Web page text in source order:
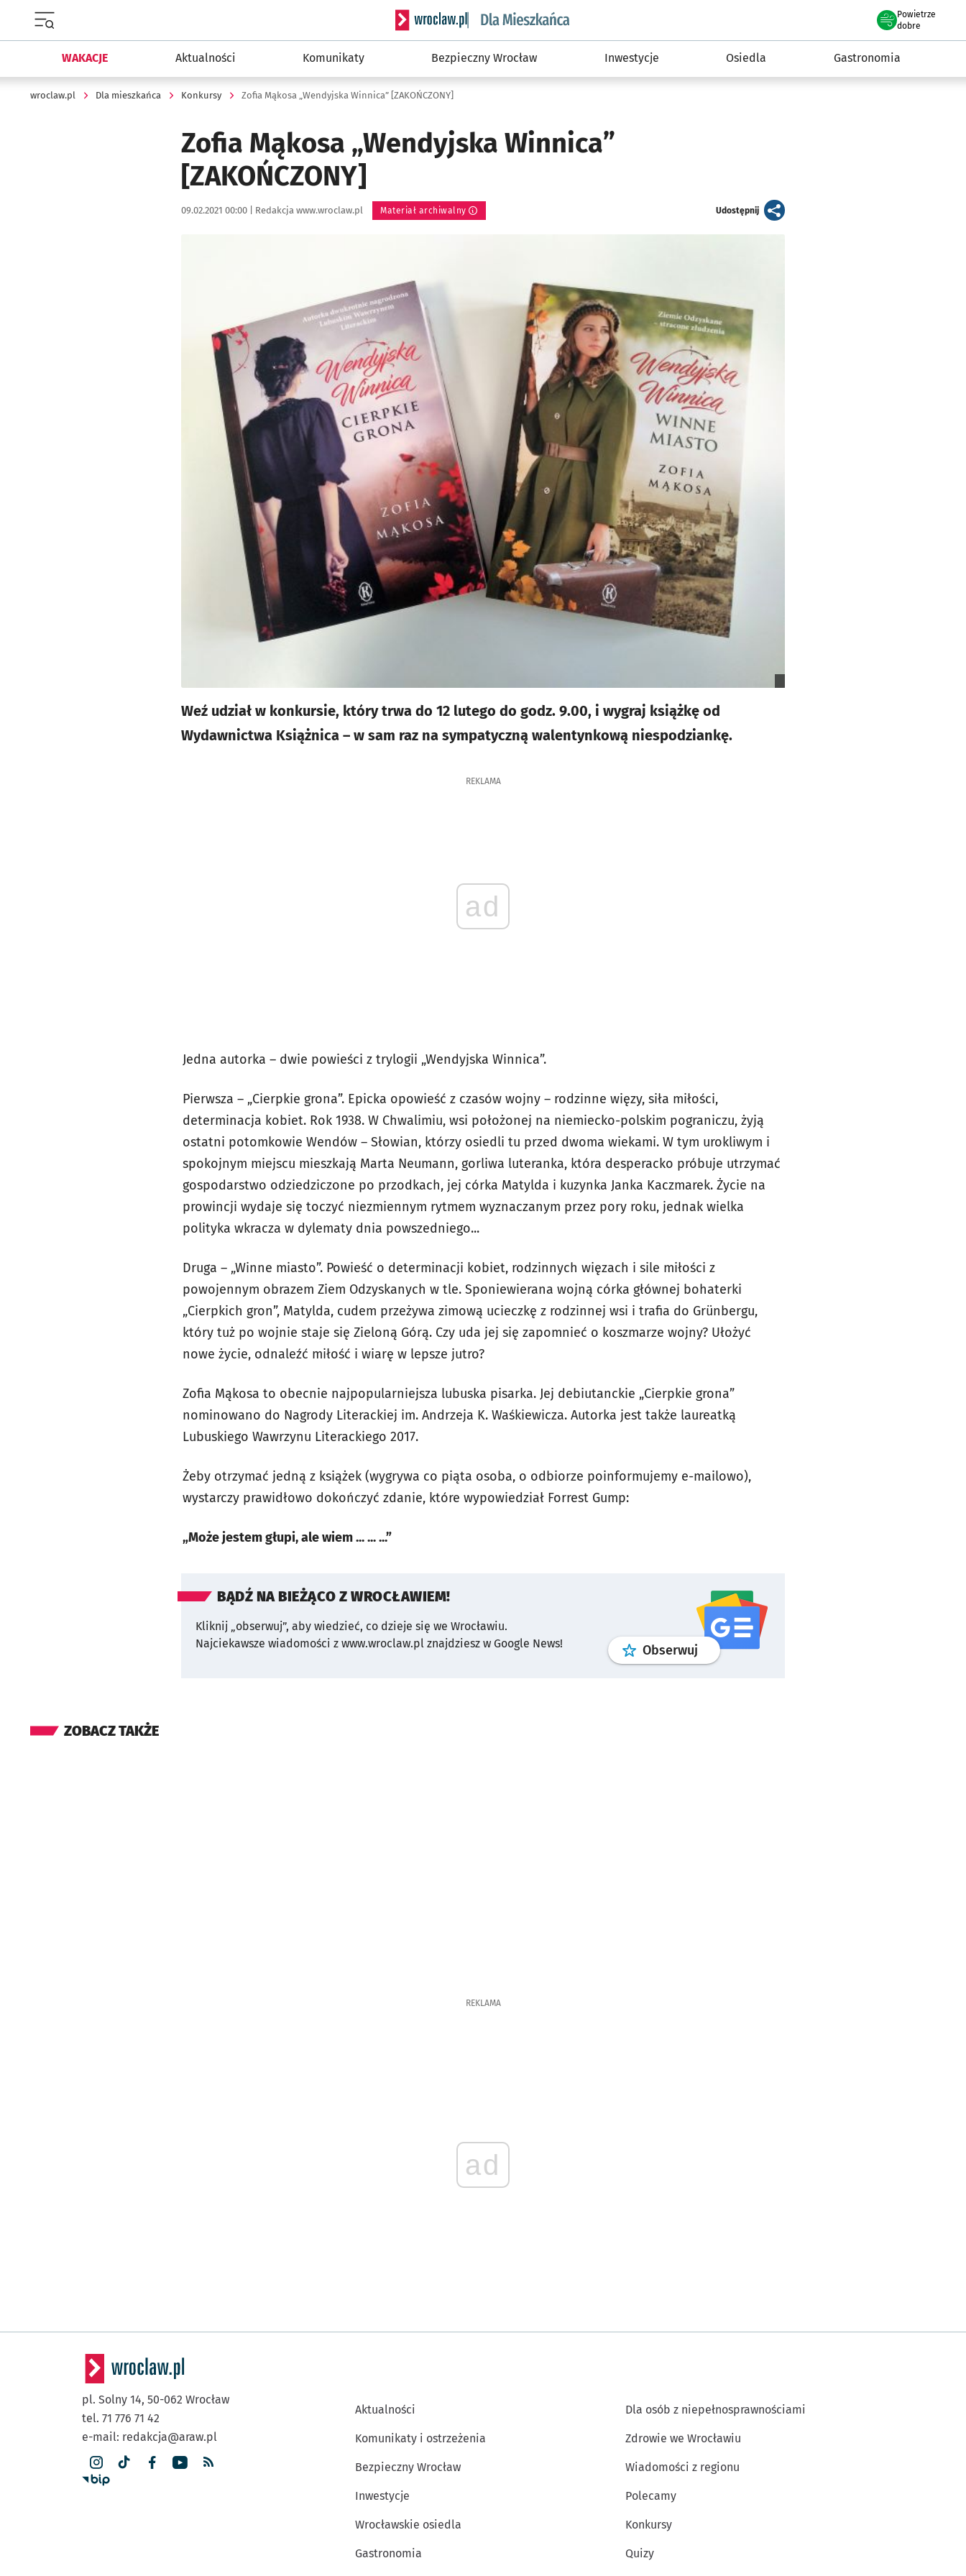
Serwis informacyjny wroclaw.pl podserwis: Dla mieszkańca
Powietrze
we Wrocławiu
dobre
WAKACJE Aktualności Komunikaty Bezpieczny Wrocław Inwestycje Osiedla Gastronomia
wroclaw.pl Dla mieszkańca Konkursy Zofia Mąkosa „Wendyjska Winnica” [ZAKOŃCZONY]
Zofia Mąkosa „Wendyjska Winnica”
[ZAKOŃCZONY]
Data publikacji:
09.02.2021 00:00 | Autor:
Redakcja www.wroclaw.pl Materiał archiwalny Udostępnijartykuł
Weź udział w konkursie, który trwa do 12 lutego do godz. 9.00, i wygraj książkę od
Wydawnictwa Książnica – w sam raz na sympatyczną walentynkową niespodziankę.
REKLAMA
ad
Jedna autorka – dwie powieści z trylogii „Wendyjska Winnica”.
Pierwsza – „Cierpkie grona”. Epicka opowieść z czasów wojny – rodzinne więzy, siła miłości,
determinacja kobiet. Rok 1938. W Chwalimiu, wsi położonej na niemiecko-polskim pograniczu, żyją
ostatni potomkowie Wendów – Słowian, którzy osiedli tu przed dwoma wiekami. W tym urokliwym i
spokojnym miejscu mieszkają Marta Neumann, gorliwa luteranka, która desperacko próbuje utrzymać
gospodarstwo odziedziczone po przodkach, jej córka Matylda i kuzynka Janka Kaczmarek. Życie na
prowincji wydaje się toczyć niezmiennym rytmem wyznaczanym przez pory roku, jednak wielka
polityka wkracza w dylematy dnia powszedniego...
Druga – „Winne miasto”. Powieść o determinacji kobiet, rodzinnych więzach i sile miłości z
powojennym obrazem Ziem Odzyskanych w tle. Sponiewierana wojną córka głównej bohaterki
„Cierpkich gron”, Matylda, cudem przeżywa zimową ucieczkę z rodzinnej wsi i trafia do Grünbergu,
który tuż po wojnie staje się Zieloną Górą. Czy uda jej się zapomnieć o koszmarze wojny? Ułożyć
nowe życie, odnaleźć miłość i wiarę w lepsze jutro?
Zofia Mąkosa to obecnie najpopularniejsza lubuska pisarka. Jej debiutanckie „Cierpkie grona”
nominowano do Nagrody Literackiej im. Andrzeja K. Waśkiewicza. Autorka jest także laureatką
Lubuskiego Wawrzynu Literackiego 2017.
Żeby otrzymać jedną z książek (wygrywa co piąta osoba, o odbiorze poinformujemy e-mailowo),
wystarczy prawidłowo dokończyć zdanie, które wypowiedział Forrest Gump:
„Może jestem głupi, ale wiem ... ... ...”
BĄDŹ NA BIEŻĄCO Z WROCŁAWIEM!
Kliknij „obserwuj”, aby wiedzieć, co dzieje się we Wrocławiu.
Najciekawsze wiadomości z www.wroclaw.pl znajdziesz w Google News!
Obserwuj profilgoogle news
ZOBACZ TAKŻE
REKLAMA
ad
pl. Solny 14, 50-062 Wrocław
tel. 71 776 71 42
e-mail: redakcja@araw.pl
Aktualności
Komunikaty i ostrzeżenia
Bezpieczny Wrocław
Inwestycje
Wrocławskie osiedla
Gastronomia
Dla osób z niepełnosprawnościami
Zdrowie we Wrocławiu
Wiadomości z regionu
Polecamy
Konkursy
Quizy